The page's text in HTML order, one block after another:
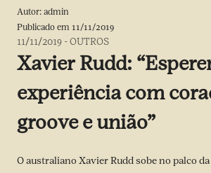
Autor: admin
Publicado em 11/11/2019
11/11/2019 -OUTROS
Xavier Rudd:
experiência com
groove e união”
O australiano Xavier Rudd sobe no palco